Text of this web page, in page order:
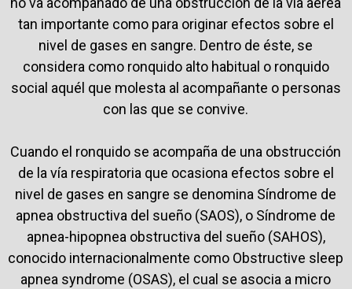
tan importante como para originar efectos sobre el
nivel de gases en sangre. Dentro de éste, se
considera como ronquido alto habitual o ronquido
social aquél que molesta al acompañante o personas
con las que se convive.
Cuando el ronquido se acompaña de una obstrucción
de la vía respiratoria que ocasiona efectos sobre el
nivel de gases en sangre se denomina Síndrome de
apnea obstructiva del sueño (SAOS), o Síndrome de
apnea-hipopnea obstructiva del sueño (SAHOS),
conocido internacionalmente como Obstructive sleep
apnea syndrome (OSAS), el cual se asocia a micro